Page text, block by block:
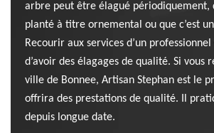
arbre peut être élagué périodiquement,
planté à titre ornemental ou que c’est
Recourir aux services d’un
d’avoir des élagages de qualité. Si vous
ville de Bonnee, Artisan Stephan est le
offrira des prestations de qualité. Il
depuis longue date.